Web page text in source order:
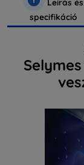
Leírás és
specifikáció